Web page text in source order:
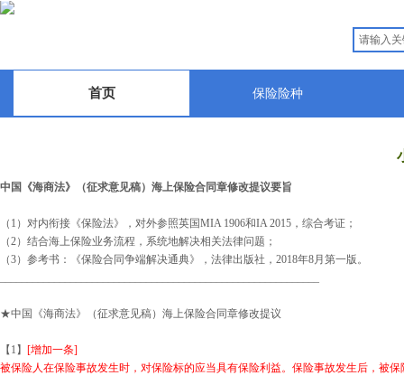
首页 保险险种
中国《海商法》（征求意见稿）海上保险合同章修改提议要旨
（1）对内衔接《保险法》，对外参照英国MIA 1906和IA 2015，综合考证；
（2）结合海上保险业务流程，系统地解决相关法律问题；
（3）参考书：《保险合同争端解决通典》，法律出版社，2018年8月第一版。
★中国《海商法》（征求意见稿）海上保险合同章修改提议
【1】 [增加一条]
被保险人在保险事故发生时，对保险标的应当具有保险利益。保险事故发生后，被